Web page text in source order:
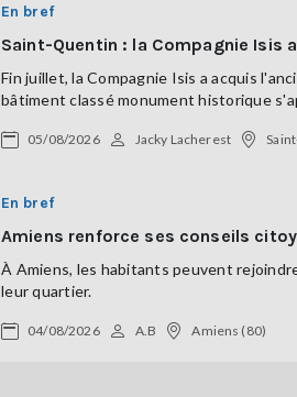
En bref
Saint-Quentin : la Compagnie Isis
Fin juillet, la Compagnie Isis a acquis
bâtiment classé monument historique
05/08/2026 Jacky Lacherest
En bref
Amiens renforce ses conseils
À Amiens, les habitants peuvent
leur quartier.
04/08/2026 A.B Amiens (80)